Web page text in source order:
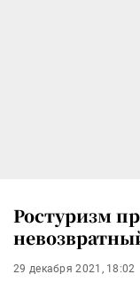
Ростуризм
29 декабря 2021, 18:02